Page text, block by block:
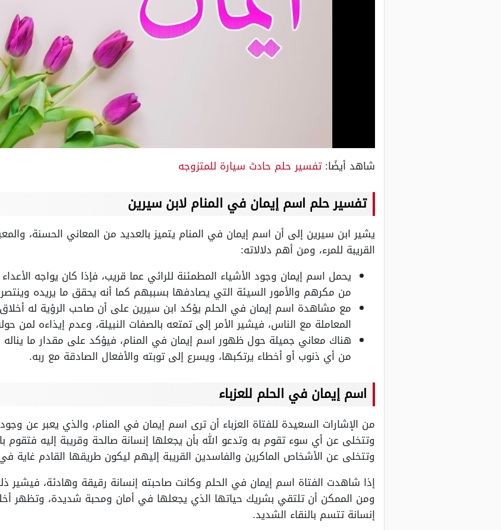
شاهد أيضًا:تفسير حلم حادث سيارة للمتزوجه
تفسير حلم اسم إيمان في المنام لابن سيرين
يشير ابن سيرين إلى أن اسم إيمان في المنام يتميز بالعديد من المعاني الحسنة،
القريبة للمرء، ومن أهم دلالاته:
يحمل اسم إيمان وجود الأشياء المطمئنة للرائي عما قريب، فإذا كان يواجه
من مكرهم والأمور السيئة التي يصادفها بسببهم كما أنه يحقق ما يريده
مع مشاهدة اسم إيمان في الحلم يؤكد ابن سيرين على أن صاحب الرؤية له
المعاملة مع الناس، فيشير الأمر إلى تمتعه بالصفات النبيلة، وعدم إيذاءه لمن
هناك معاني جميلة حول ظهور اسم إيمان في المنام، فيؤكد على مقدار ما
من أي ذنوب أو أخطاء يرتكبها، ويسرع إلى توبته والأفعال الصادقة مع ربه.
اسم إيمان في الحلم للعزباء
من الإشارات السعيدة للفتاة العزباء أن ترى اسم إيمان في المنام، والذي يعبر عن
وتتخلى عن أي سوء تقوم به وتدعو الله بأن يجعلها إنسانة صالحة وقريبة إليه فتقوم
وتتخلى عن الأشخاص الماكرين والفاسدين القريبة إليهم ليكون طريقها القادم غاية
إذا شاهدت الفتاة اسم إيمان في الحلم وكانت صاحبته إنسانة رقيقة وهادئة، فيشير
ومن الممكن أن تلتقي بشريك حياتها الذي يجعلها في أمان ومحبة شديدة، وتظهر
إنسانة تتسم بالنقاء الشديد.